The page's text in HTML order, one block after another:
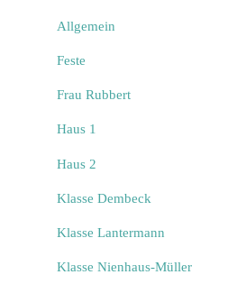
Allgemein
Feste
Frau Rubbert
Haus 1
Haus 2
Klasse Dembeck
Klasse Lantermann
Klasse Nienhaus-Müller